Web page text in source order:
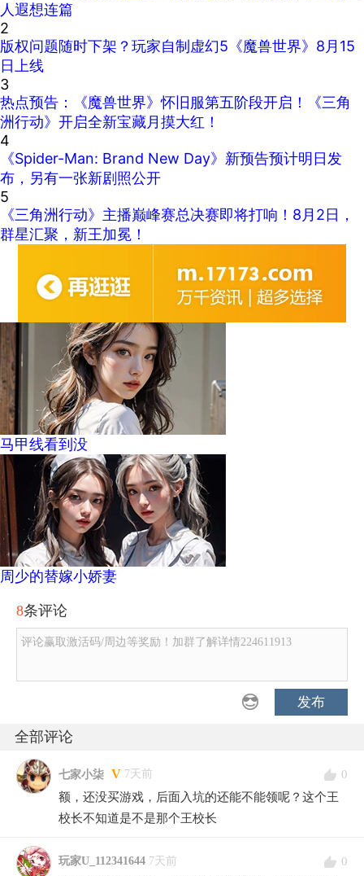
人遐想连篇
2
版权问题随时下架？玩家自制虚幻5《魔兽世界》8月15
日上线
3
热点预告：《魔兽世界》怀旧服第五阶段开启！《三角
洲行动》开启全新宝藏月摸大红！
4
《Spider-Man: Brand New Day》新预告预计明日发
布，另有一张新剧照公开
5
《三角洲行动》主播巅峰赛总决赛即将打响！8月2日，
群星汇聚，新王加冕！
马甲线看到没
周少的替嫁小娇妻
8条评论
评论赢取激活码/周边等奖励！加群了解详情224611913
发布
全部评论
七家小柒 V 7天前
0
额，还没买游戏，后面入坑的还能不能领呢？这个王
校长不知道是不是那个王校长
玩家U_112341644 7天前
0